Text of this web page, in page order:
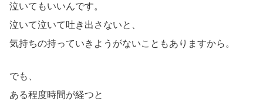
泣いてもいいんです。
泣いて泣いて吐き出さないと、
気持ちの持っていきようがないこともありますから。
でも、
ある程度時間が経つと